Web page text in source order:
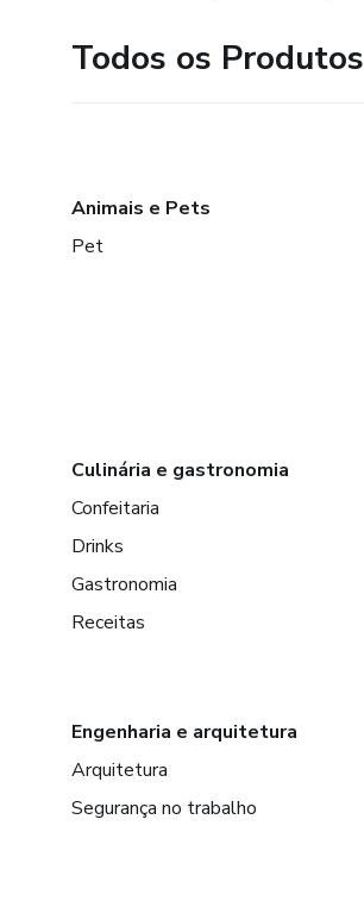
Todos os Produtos
Animais e Pets
Pet
Culinária e gastronomia
Confeitaria
Drinks
Gastronomia
Receitas
Engenharia e arquitetura
Arquitetura
Segurança no trabalho